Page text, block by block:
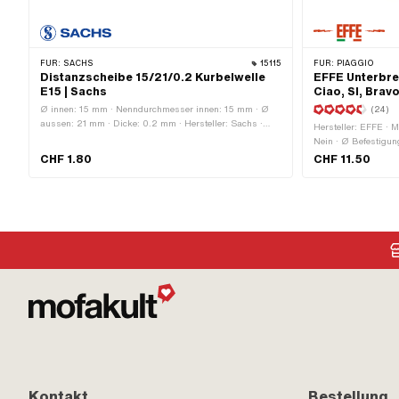
FÜR: SACHS 15115
Distanzscheibe 15/21/0.2 Kurbelwelle
E15 | Sachs
Ø innen: 15 mm · Nenndurchmesser innen: 15 mm · Ø
aussen: 21 mm · Dicke: 0.2 mm · Hersteller: Sachs ·
CHF 1.80
FÜR: PIAGGIO
EFFE
Ciao, SI,
(24)
Hersteller: EFFE ·
Nein · Ø
Anzahl
CHF 11.50